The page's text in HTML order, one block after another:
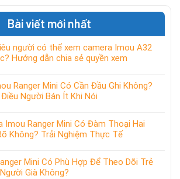
Bài viết mới nhất
người có thể xem camera Imou A32
Hướng dẫn chia sẻ quyền xem
Ranger Mini Có Cần Đầu Ghi Không?
Người Bán Ít Khi Nói
Imou Ranger Mini Có Đàm Thoại Hai
Không? Trải Nghiệm Thực Tế
Mini Có Phù Hợp Để Theo Dõi Trẻ
Già Không?